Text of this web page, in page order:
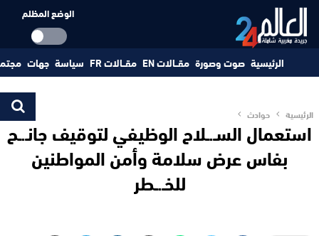
الوضع المظلم
الرئيسية صوت وصورة مقــالات EN مقــالات FR سياسة جهات
الرئيسية حوادث
استعمال السـ.ـلاح الوظيفي لتوقيف جانـ.ـح
بفاس عرض سلامة وأمن المواطنين
للخـ.ـطر